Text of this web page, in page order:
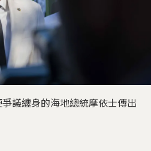
議纏身的海地總統摩依士傳出